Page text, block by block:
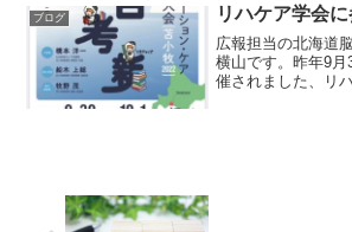
えて、もっと喜...
ブログ リハケア学会
広報担当の北海道
横山です。昨年9月
催されました、リ